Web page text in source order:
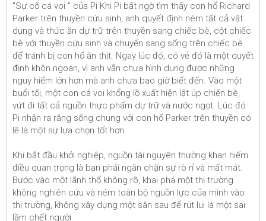
"Sự cố cá voi " của Pi Khi Pi bất ngờ tìm thấy con hổ Richard
Parker trên thuyền cứu sinh, anh quyết định ném tất cả vật
dụng và thức ăn dự trữ trên thuyền sang chiếc bè, cột chiếc
bè với thuyền cứu sinh và chuyển sang sống trên chiếc bè
để tránh bị con hổ ăn thịt. Ngay lúc đó, có vẻ đó là một quyết
định khôn ngoan, vì anh vẫn chưa hình dung được những
nguy hiểm lớn hơn mà anh chưa bao giờ biết đến. Vào một
buổi tối, một con cá voi khổng lồ xuất hiện lật úp chiến bè,
vứt đi tất cả nguồn thực phẩm dự trữ và nước ngọt. Lúc đó
Pi nhận ra rằng sống chung với con hổ Parker trên thuyền có
lẽ là một sự lựa chọn tốt hơn.
Khi bắt đầu khởi nghiệp, nguồn tài nguyên thường khan hiếm.
điều quan trọng là bạn phải ngăn chặn sự rò rỉ và mất mát.
Bước vào một lãnh thổ không rõ, khai phá một thị trường
không nghiên cứu và ném toàn bộ nguồn lực của mình vào
thị trường, không xây dựng một sân sau để rút lui là một sai
lầm chết người.